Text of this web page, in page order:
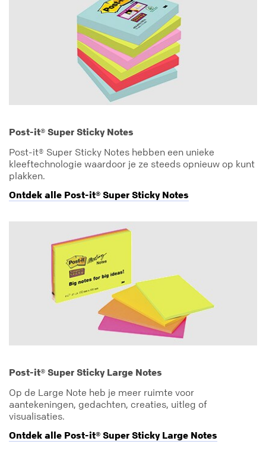
Post-it® Super Sticky Notes
Post-it® Super Sticky Notes hebben een unieke
kleeftechnologie waardoor je ze steeds opnieuw op kunt
plakken.
Ontdek alle Post-it® Super Sticky Notes
Post-it® Super Sticky Large Notes
Op de Large Note heb je meer ruimte voor
aantekeningen, gedachten, creaties, uitleg of
visualisaties.
Ontdek alle Post-it® Super Sticky Large Notes